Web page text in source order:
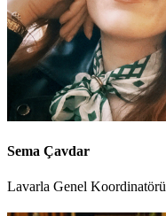
Sema Çavdar
Lavarla Genel Koordinatörü